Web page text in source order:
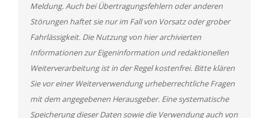
Meldung. Auch bei Übertragungsfehlern oder anderen
Störungen haftet sie nur im Fall von Vorsatz oder grober
Fahrlässigkeit. Die Nutzung von hier archivierten
Informationen zur Eigeninformation und redaktionellen
Weiterverarbeitung ist in der Regel kostenfrei. Bitte klären
Sie vor einer Weiterverwendung urheberrechtliche Fragen
mit dem angegebenen Herausgeber. Eine systematische
Speicherung dieser Daten sowie die Verwendung auch von